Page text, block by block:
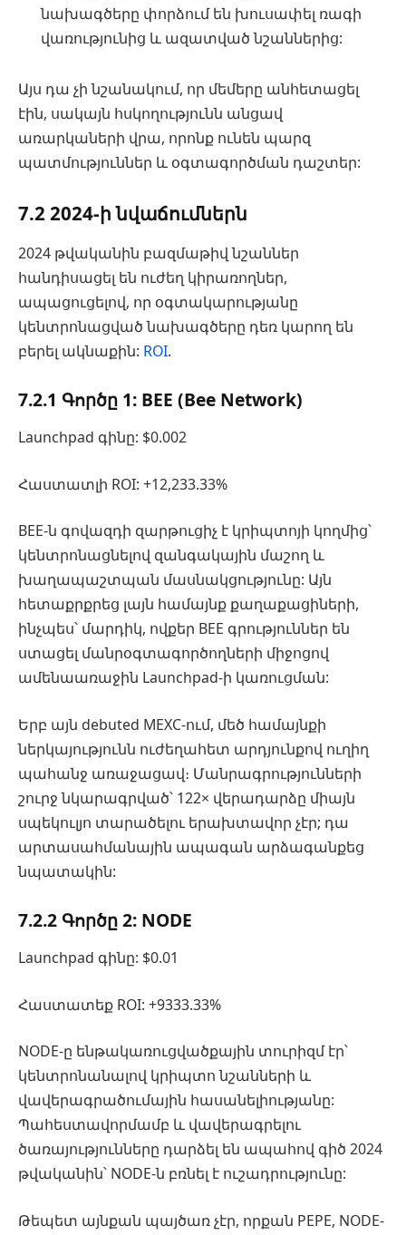
նախագծերը փորձում են խուսափել ռագի
վառությունից և ազատված նշաններից:
Այս դա չի նշանակում, որ մեմերը անհետացել
էին, սակայն հսկողությունն անցավ
առարկաների վրա, որոնք ունեն պարզ
պատմություններ և օգտագործման դաշտեր:
7.2 2024-ի նվաճումներն
2024 թվականին բազմաթիվ նշաններ
հանդիսացել են ուժեղ կիրառողներ,
ապացուցելով, որ օգտակարությանը
կենտրոնացված նախագծերը դեռ կարող են
բերել ակնաքին: ROI.
7.2.1 Գործը 1: BEE (Bee Network)
Launchpad գինը: $0.002
Հաստատլի ROI: +12,233.33%
BEE-ն գովազդի զարթուցիչ է կրիպտոյի կողմից՝
կենտրոնացնելով զանգակային մաշող և
խաղապաշտպան մասնակցությունը: Այն
հետաքրքրեց լայն համայնք քաղաքացիների,
ինչպես՝ մարդիկ, ովքեր BEE գրություններ են
ստացել մանրօգտագործողների միջոցով
ամենաառաջին Launchpad-ի կառուցման:
Երբ այն debuted MEXC-ում, մեծ համայնքի
ներկայությունն ուժեղահետ արդյունքով ուղիղ
պահանջ առաջացավ։ Մանրագրությունների
շուրջ նկարագրված՝ 122× վերադարձը միայն
սպեկուլյո տարածելու երախտավոր չէր; դա
արտասահմանային ապագան արձագանքեց
նպատակին:
7.2.2 Գործը 2: NODE
Launchpad գինը: $0.01
Հաստատեք ROI: +9333.33%
NODE-ը ենթակառուցվածքային տուրիզմ էր՝
կենտրոնանալով կրիպտո նշանների և
վավերագրածումային հասանելիությանը:
Պահեստավորմամբ և վավերագրելու
ծառայությունները դարձել են ապահով գիծ 2024
թվականին՝ NODE-ն բռնել է ուշադրությունը:
Թեպետ այնքան պայծառ չէր, որքան PEPE, NODE-